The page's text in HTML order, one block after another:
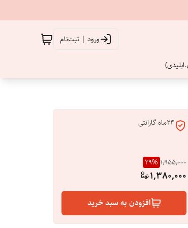
ورود | ثبت‌نام
24ماه گارانتی
1,955,000
29%
1,380,000
افزودن به سبد خرید